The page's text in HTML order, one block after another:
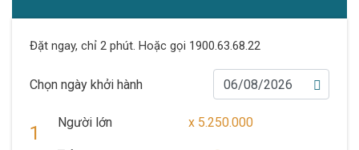
Đặt ngay, chỉ 2 phút. Hoặc gọi 1900.63.68.22
Chọn ngày khởi hành
Người lớn x 5.250.000